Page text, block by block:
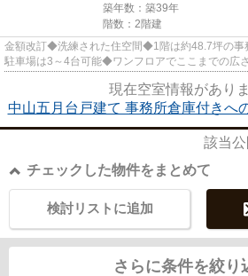
築年数：築39年
階数：2階建
金額改訂◆洗練された住空間◆1階は約48.7坪の事
駐車場は3～4台可能◆ワンフロアでここまでの広
現在空室情報がありま
中山五月台戸建て 事務所倉庫付きへ
該当
チェックした物件をまとめて
検討リストに追加
さらに条件を絞り